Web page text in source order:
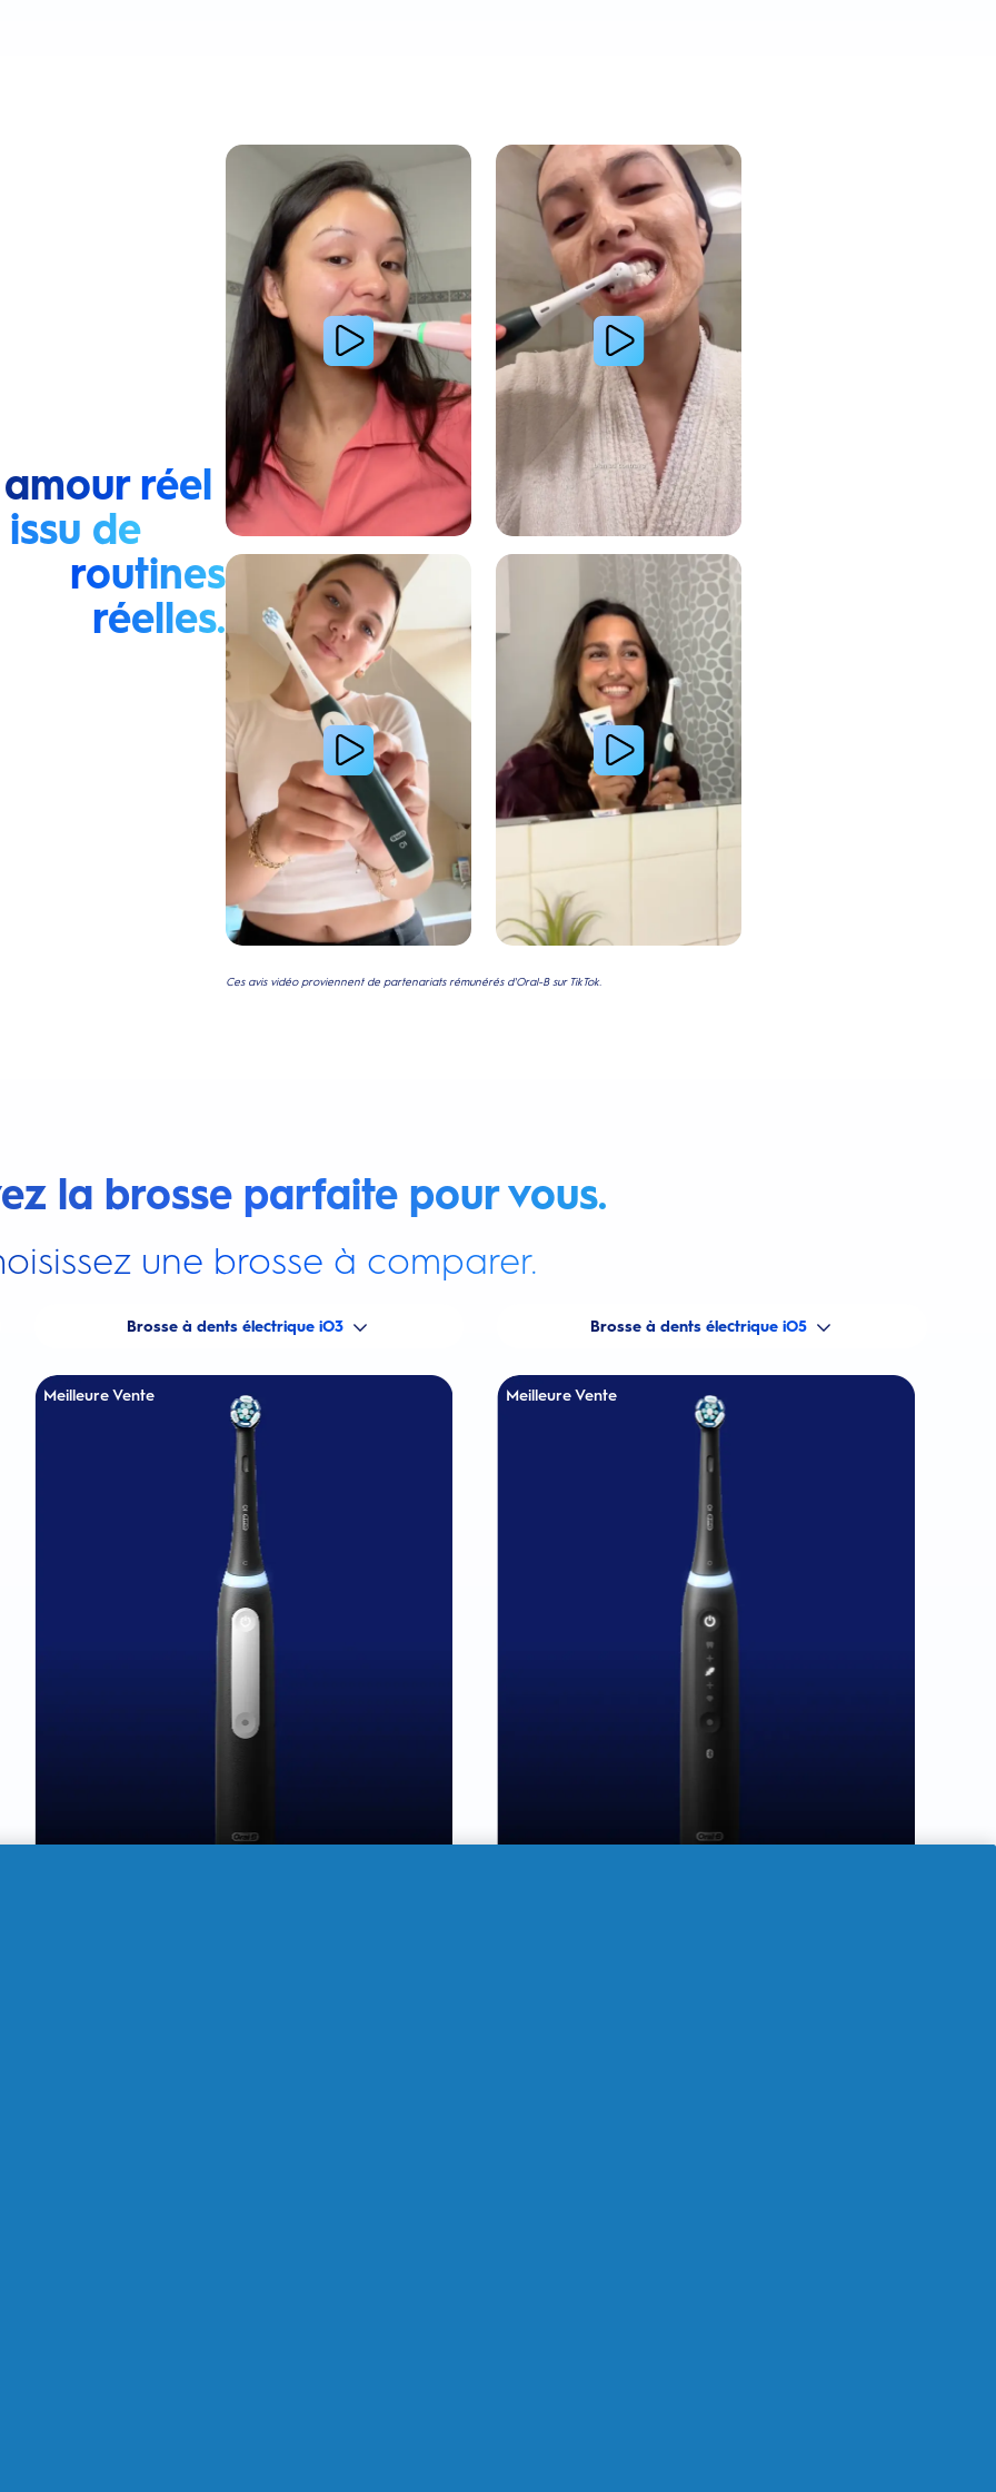
réel
issu de
routines
réelles.
Lire la vidéo : Une jeune femme montre comment elle a amélioré l’apparence de ses dents tachées grâce aux produits Oral-B
Lire la vidéo : Une jeune femme partage sa routine du soir pour des gencives plus saines avec les
Lire la vidéo : La routine du matin d’une jeune femme avec le système de brosse à dents électrique Oral-B
Lire la vidéo : Le secret d’une jeune femme pour des dents plus blanches
Ces avis vidéo proviennent de partenariats rémunérés d'Oral-B sur TikTok.
la brosse parfaite pour vous.
une brosse à comparer.
Brosse à dents électrique iO3
Meilleure Vente
Brosse à dents électrique iO5
Meilleure Vente